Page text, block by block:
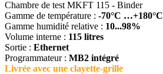
Chambre de test MKFT 115 - Binder
Gamme de température : -70°C …+180°C
Gamme humidité relative : 10...98%
Volume interne : 115 litres
Sortie : Ethernet
Programmateur : MB2 intégré
Livrée avec une clayette-grille